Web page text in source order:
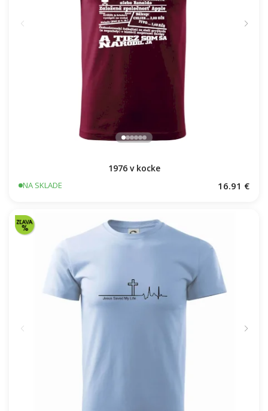
1976 v kocke
NA SKLADE 16.91 €